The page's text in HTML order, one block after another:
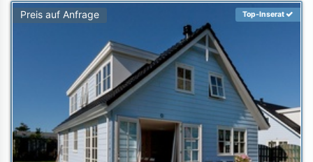
Preis auf Anfrage Top-Inserat